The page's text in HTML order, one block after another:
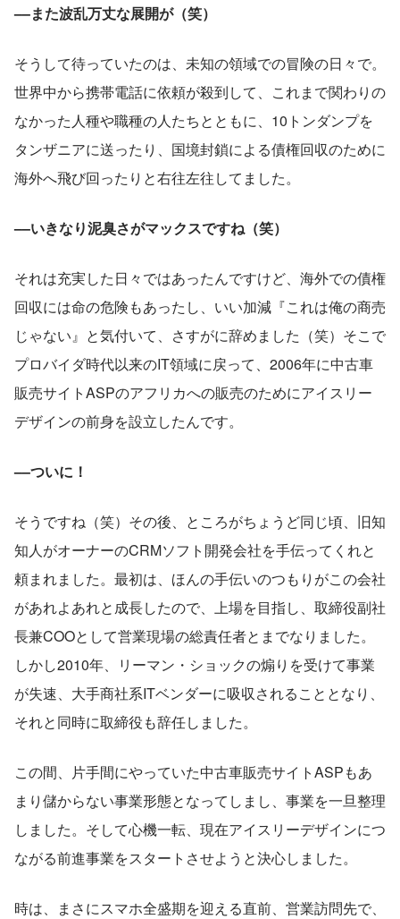
––また波乱万丈な展開が（笑）
そうして待っていたのは、未知の領域での冒険の日々で。
世界中から携帯電話に依頼が殺到して、これまで関わりの
なかった人種や職種の人たちとともに、10トンダンプを
タンザニアに送ったり、国境封鎖による債権回収のために
海外へ飛び回ったりと右往左往してました。
––いきなり泥臭さがマックスですね（笑）
それは充実した日々ではあったんですけど、海外での債権
回収には命の危険もあったし、いい加減『これは俺の商売
じゃない』と気付いて、さすがに辞めました（笑）そこで
プロバイダ時代以来のIT領域に戻って、2006年に中古車
販売サイトASPのアフリカへの販売のためにアイスリー
デザインの前身を設立したんです。
––ついに！
そうですね（笑）その後、ところがちょうど同じ頃、旧知
知人がオーナーのCRMソフト開発会社を手伝ってくれと
頼まれました。最初は、ほんの手伝いのつもりがこの会社
があれよあれと成長したので、上場を目指し、取締役副社
長兼COOとして営業現場の総責任者とまでなりました。
しかし2010年、リーマン・ショックの煽りを受けて事業
が失速、大手商社系ITベンダーに吸収されることとなり、
それと同時に取締役も辞任しました。
この間、片手間にやっていた中古車販売サイトASPもあ
まり儲からない事業形態となってしまし、事業を一旦整理
しました。そして心機一転、現在アイスリーデザインにつ
ながる前進事業をスタートさせようと決心しました。
時は、まさにスマホ全盛期を迎える直前、営業訪問先で、